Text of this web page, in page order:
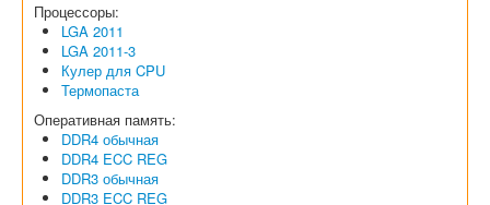
Процессоры:
LGA 2011
LGA 2011-3
Кулер для CPU
Термопаста
Оперативная память:
DDR4 обычная
DDR4 ECC REG
DDR3 обычная
DDR3 ECC REG